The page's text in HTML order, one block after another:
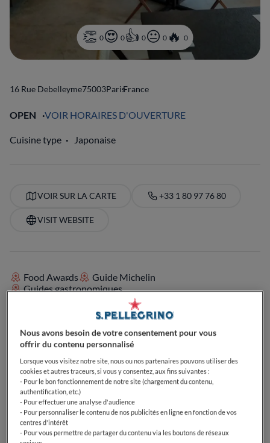
0 0 0 0 0
16 Rue Debelleyme75003ParisFrance
OPEN VOIR HORAIRES D'OUVERTURE
Cuisine type Japonaise
VOIR SUR LA CARTE +33 1 80 97 76 80
VISIT WEBSITE
Food Awards
Guide Michelin
Guides gastronomiques
ÉQUIPEMENTS
Cocktails
Bec sucré
Parfait pour le petit déjeuner
Parfait pour le déjeuner
Parfait pour le dîner
Passionné de bières
Passionné de vin
Parfait pour le Brunch
Végétarien
Nous avons besoin de votre consentement pour vous
offrir du contenu personnalisé
Lorsque vous visitez notre site, nous ou nos partenaires pouvons utiliser des
cookies et autres traceurs, si vous y consentez, aux fins suivantes :
- Pour le bon fonctionnement de notre site (chargement du contenu,
authentification, etc.)
- Pour effectuer une analyse d'audience
- Pour personnaliser le contenu de nos publicités en ligne en fonction de vos
centres d'intérêt
- Pour vous permettre de partager du contenu via les boutons de réseaux